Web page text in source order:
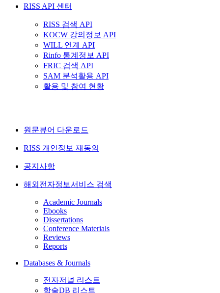
RISS API 센터
RISS 검색 API
KOCW 강의정보 API
WILL 연계 API
Rinfo 통계정보 API
FRIC 검색 API
SAM 분석활용 API
활용 및 참여 현황
원문뷰어 다운로드
RISS 개인정보 재동의
공지사항
해외전자정보서비스 검색
Academic Journals
Ebooks
Dissertations
Conference Materials
Reviews
Reports
Databases & Journals
전자저널 리스트
학술DB 리스트